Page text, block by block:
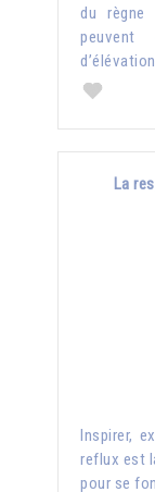
du règne
peuvent
La
Inspirer,
reflux est
pour se